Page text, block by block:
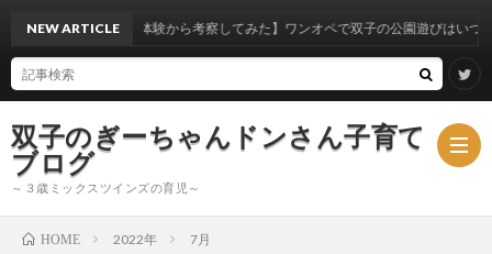
双子のぎーちゃんドンさん子育て
ブログ
～３歳ミックスツインズの育児～
NEW ARTICLE
【実体験から考察してみた】ワンオペで双子の公園遊びはいつからできる
HOME 2022年 7月